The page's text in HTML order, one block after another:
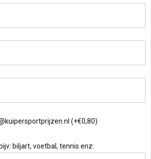
(+€0,80)
biljart, voetbal, tennis enz: